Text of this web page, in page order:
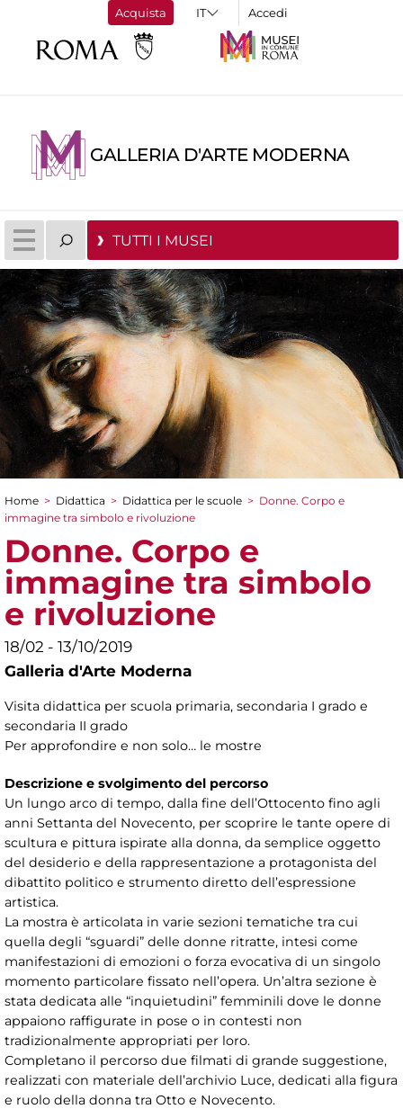
Acquista Accedi
GALLERIA D'ARTE MODERNA
TUTTI I MUSEI
Tu sei qui
Home > Didattica > Didattica per le scuole > Donne. Corpo e
immagine tra simbolo e rivoluzione
Donne. Corpo e
immagine tra simbolo
e rivoluzione
18/02 - 13/10/2019
Galleria d'Arte Moderna
Visita didattica per scuola primaria, secondaria I grado e
secondaria II grado
Per approfondire e non solo… le mostre
Descrizione e svolgimento del percorso
Un lungo arco di tempo, dalla fine dell’Ottocento fino agli
anni Settanta del Novecento, per scoprire le tante opere di
scultura e pittura ispirate alla donna, da semplice oggetto
del desiderio e della rappresentazione a protagonista del
dibattito politico e strumento diretto dell’espressione
artistica.
La mostra è articolata in varie sezioni tematiche tra cui
quella degli “sguardi” delle donne ritratte, intesi come
manifestazioni di emozioni o forza evocativa di un singolo
momento particolare fissato nell’opera. Un’altra sezione è
stata dedicata alle “inquietudini” femminili dove le donne
appaiono raffigurate in pose o in contesti non
tradizionalmente appropriati per loro.
Completano il percorso due filmati di grande suggestione,
realizzati con materiale dell’archivio Luce, dedicati alla figura
e ruolo della donna tra Otto e Novecento.